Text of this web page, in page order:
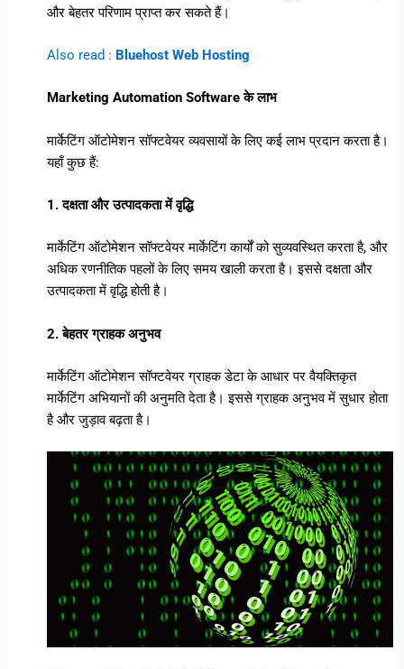
और बेहतर परिणाम प्राप्त कर सकते हैं।
Also read : Bluehost Web Hosting
Marketing Automation Software के लाभ
मार्केटिंग ऑटोमेशन सॉफ्टवेयर व्यवसायों के लिए कई लाभ प्रदान करता है।
यहाँ कुछ हैं:
1. दक्षता और उत्पादकता में वृद्धि
मार्केटिंग ऑटोमेशन सॉफ्टवेयर मार्केटिंग कार्यों को सुव्यवस्थित करता है, और
अधिक रणनीतिक पहलों के लिए समय खाली करता है। इससे दक्षता और
उत्पादकता में वृद्धि होती है।
2. बेहतर ग्राहक अनुभव
मार्केटिंग ऑटोमेशन सॉफ्टवेयर ग्राहक डेटा के आधार पर वैयक्तिकृत
मार्केटिंग अभियानों की अनुमति देता है। इससे ग्राहक अनुभव में सुधार होता
है और जुड़ाव बढ़ता है।